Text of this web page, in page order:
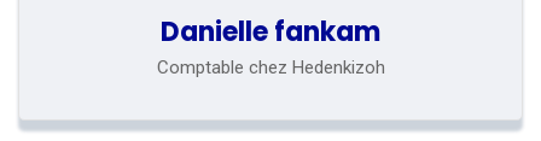
Danielle fankam
Comptable chez Hedenkizoh